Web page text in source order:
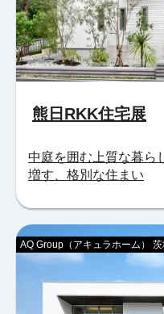
熊日RKK住宅展
中庭を囲む上質な暮ら
増す、格別な住まい
AQ Group（アキュラホーム）